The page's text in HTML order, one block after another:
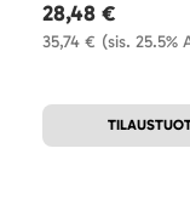
(sis. 25.5%
35,74 €
28,48 €